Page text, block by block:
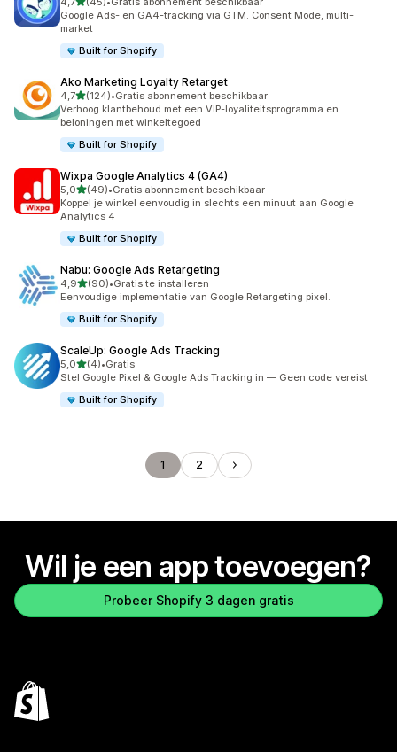
45 recensies in totaal
Google Ads- en GA4-tracking via GTM. Consent Mode, multi-
market
Built for Shopify
Ako Marketing Loyalty Retarget
4,7van 5 sterren
(124)
124 recensies in totaal
•Gratis abonnement beschikbaar
Verhoog klantbehoud met een VIP-loyaliteitsprogramma en
beloningen met winkeltegoed
Built for Shopify
Wixpa Google Analytics 4 (GA4)
5,0van 5 sterren
(49)
49 recensies in totaal
•Gratis abonnement beschikbaar
Koppel je winkel eenvoudig in slechts een minuut aan Google
Analytics 4
Built for Shopify
Nabu: Google Ads Retargeting
4,9van 5 sterren
(90)
90 recensies in totaal
•Gratis te installeren
Eenvoudige implementatie van Google Retargeting pixel.
Built for Shopify
ScaleUp: Google Ads Tracking
5,0van 5 sterren
(4)
4 recensies in totaal
•Gratis
Stel Google Pixel & Google Ads Tracking in — Geen code vereist
Built for Shopify
1 2
Wil je een app toevoegen?
Probeer Shopify 3 dagen gratis